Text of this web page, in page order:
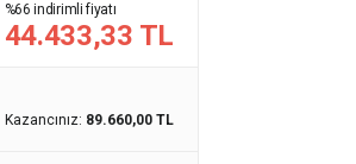
%66 indirimli fiyatı
44.433,33 TL
Kazancınız: 89.660,00 TL